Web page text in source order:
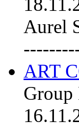
Aurel
ART